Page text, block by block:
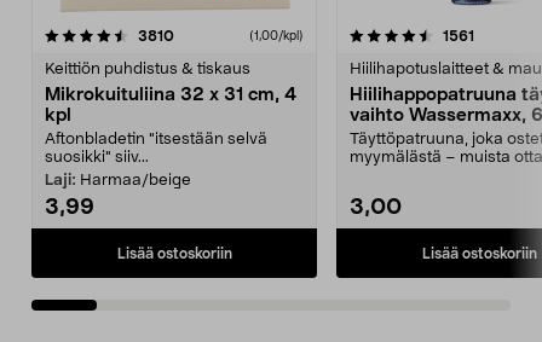
3810arvostelut (1,00/kpl)
Keittiön puhdistus & tiskaus
Mikrokuituliina 32 x 31 cm, 4
kpl
Aftonbladetin "itsestään selvä
suosikki" siiv...
Laji: Harmaa/beige
3,99
Lisää ostoskoriin
4.5viidestä
1561
Hiilihapotuslaitteet &
Hiilihappopatruuna
vaihto Wassermaxx,
Täyttöpatruuna, joka
myymälästä – muista
3,00
Lisää ostoskoriin
4.5viidestä